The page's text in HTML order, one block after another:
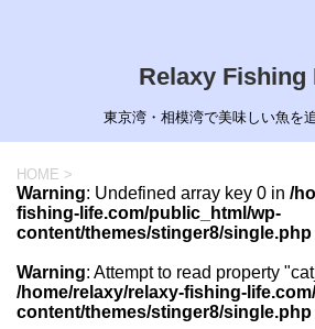
Relaxy Fishing
東京湾・相模湾で美味しい魚を
HOME >
Warning: Undefined array key 0 in /
fishing-life.com/public_html/wp-
content/themes/stinger8/single.php
Warning: Attempt to read property
/home/relaxy/relaxy-fishing-
content/themes/stinger8/single.php